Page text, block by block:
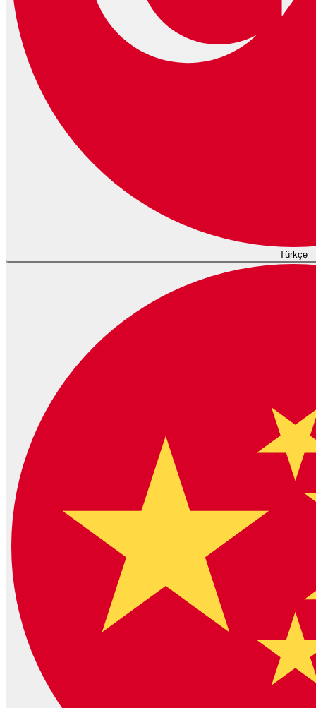
Türkçe